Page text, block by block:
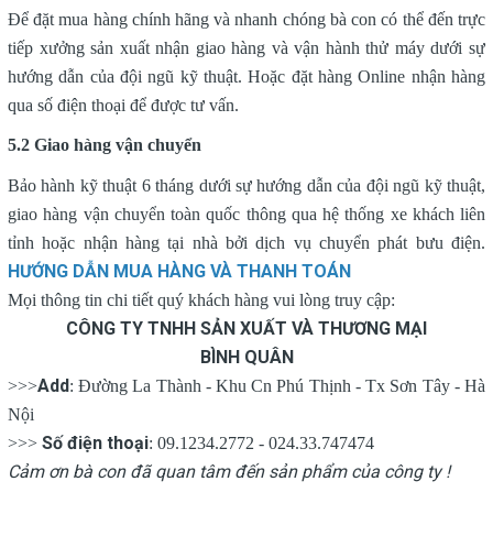
Để đặt mua hàng chính hãng và nhanh chóng bà con có thể đến trực
tiếp xưởng sản xuất nhận giao hàng và vận hành thử máy dưới sự
hướng dẫn của đội ngũ kỹ thuật. Hoặc đặt hàng Online nhận hàng
qua số điện thoại để được tư vấn.
5.2 Giao hàng vận chuyển
Bảo hành kỹ thuật 6 tháng dưới sự hướng dẫn của đội ngũ kỹ thuật,
giao hàng vận chuyển toàn quốc thông qua hệ thống xe khách liên
tỉnh hoặc nhận hàng tại nhà bởi dịch vụ chuyển phát bưu điện.
HƯỚNG DẪN MUA HÀNG VÀ THANH TOÁN
Mọi thông tin chi tiết quý khách hàng vui lòng truy cập:
CÔNG TY TNHH SẢN XUẤT VÀ THƯƠNG MẠI
BÌNH QUÂN
>>>Add: Đường La Thành - Khu Cn Phú Thịnh - Tx Sơn Tây - Hà
Nội
>>> Số điện thoại: 09.1234.2772 - 024.33.747474
Cảm ơn bà con đã quan tâm đến sản phẩm của công ty !